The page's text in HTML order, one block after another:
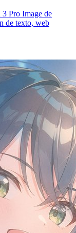
Pro Image de
de texto, web